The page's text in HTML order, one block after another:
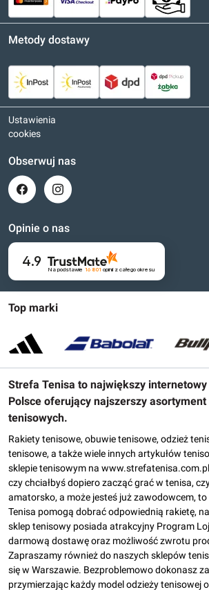
Top marki
Strefa Tenisa to największy
Polsce oferujący najszerszy
tenisowych.
Rakiety tenisowe, obuwie tenisowe, odzież
tenisowe, a także wiele innych artykułów
sklepie tenisowym na
czy chciałbyś dopiero zacząć grać w tenisa,
amatorsko, a może jesteś już zawodowcem,
Tenisa pomogą dobrać odpowiednią rakietę,
sklep tenisowy posiada atrakcyjny Program
darmową dostawę oraz możliwość zwrotu
Zapraszamy również do naszych sklepów
się w Warszawie. Bezproblemowo dokonasz
przymierzając każdy model odzieży tenisowej
Metody dostawy
Ustawienia
cookies
Obserwuj nas
Opinie o nas
4.9
Na podstawie 16 801 opinii z całego okresu